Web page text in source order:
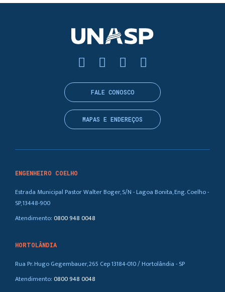
ENGENHEIRO COELHO
Estrada Municipal Pastor Walter Boger, S/N - Lagoa Bonita, Eng. Coelho -
SP, 13448-900
Atendimento:0800 948 0048
HORTOLÂNDIA
Rua Pr. Hugo Gegembauer, 265 Cep 13184-010 / Hortolândia - SP
Atendimento:0800 948 0048
FALE CONOSCO
MAPAS E ENDEREÇOS